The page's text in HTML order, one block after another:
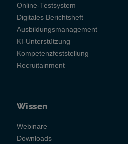
Online-Testsystem
Digitales Berichtsheft
Ausbildungsmanagement
KI-Unterstützung
Kompetenzfeststellung
Recruitainment
Wissen
Webinare
Downloads